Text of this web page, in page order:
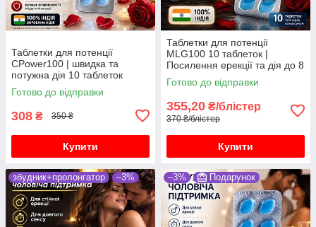
Таблетки для потенції
СPower100 | швидка та
потужна дія 10 таблеток
Готово до відправки
308 ₴ 350 ₴
Купити
Таблетки для потенції
MLG100 10 таблеток |
Посилення ерекції та дія до 8
годин
Готово до відправки
355,20 ₴/блістер
370 ₴/блістер
Купити
збудник+пролонгатор –3% –3% Подарунок